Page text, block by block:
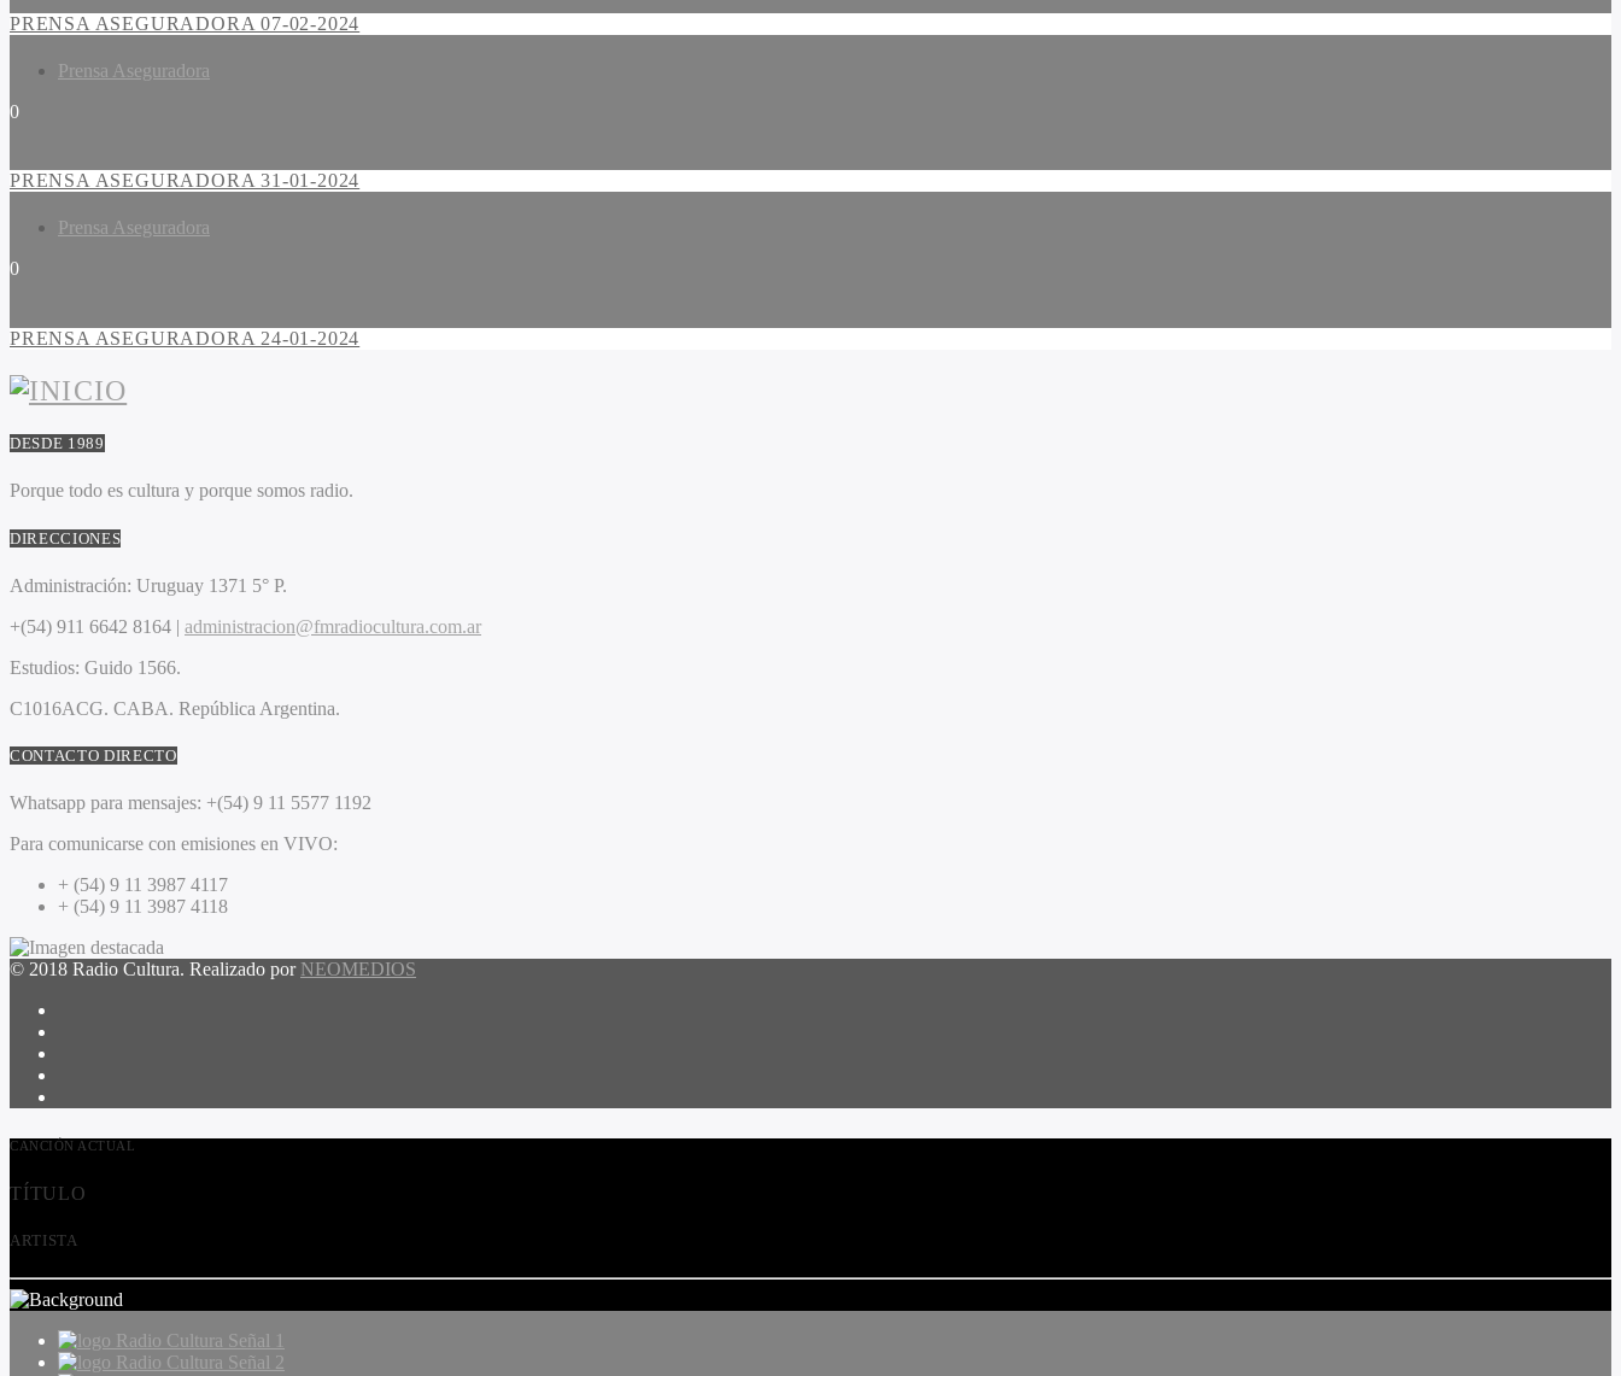
PRENSA ASEGURADORA 07-02-2024
Prensa Aseguradora
0
PRENSA ASEGURADORA 31-01-2024
Prensa Aseguradora
0
PRENSA ASEGURADORA 24-01-2024
DESDE 1989
Porque todo es cultura y porque somos radio.
DIRECCIONES
Administración: Uruguay 1371 5° P.
+(54) 911 6642 8164 | administracion@fmradiocultura.com.ar
Estudios: Guido 1566.
C1016ACG. CABA. República Argentina.
CONTACTO DIRECTO
Whatsapp para mensajes: +(54) 9 11 5577 1192
Para comunicarse con emisiones en VIVO:
+ (54) 9 11 3987 4117
+ (54) 9 11 3987 4118
© 2018 Radio Cultura. Realizado por NEOMEDIOS
CANCIÓN ACTUAL
TÍTULO
ARTISTA
Radio Cultura Señal 1
Radio Cultura Señal 2